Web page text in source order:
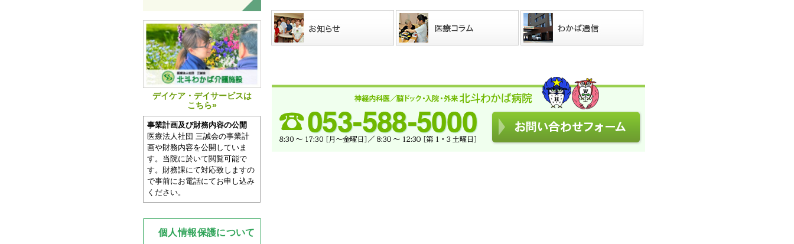
デイケア・デイサービスは
こちら»
事業計画及び財務内容の公開
医療法人社団 三誠会の事業計
画や財務内容を公開していま
す。当院に於いて閲覧可能で
す。財務課にて対応致しますの
で事前にお電話にてお申し込み
ください。
個人情報保護について